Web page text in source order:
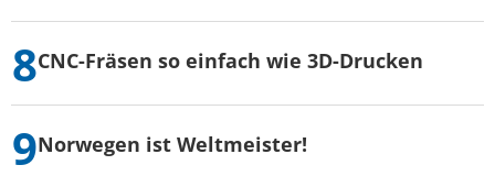
CNC-Fräsen so einfach wie 3D-Drucken
Norwegen ist Weltmeister!